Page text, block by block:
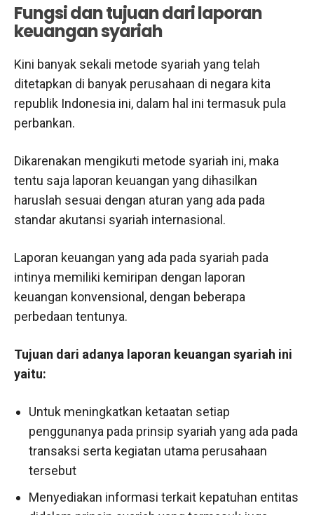
Fungsi dan tujuan dari laporan
keuangan syariah
Kini banyak sekali metode syariah yang telah
ditetapkan di banyak perusahaan di negara kita
republik Indonesia ini, dalam hal ini termasuk pula
perbankan.
Dikarenakan mengikuti metode syariah ini, maka
tentu saja laporan keuangan yang dihasilkan
haruslah sesuai dengan aturan yang ada pada
standar akutansi syariah internasional.
Laporan keuangan yang ada pada syariah pada
intinya memiliki kemiripan dengan laporan
keuangan konvensional, dengan beberapa
perbedaan tentunya.
Tujuan dari adanya laporan keuangan syariah ini
yaitu:
Untuk meningkatkan ketaatan setiap
penggunanya pada prinsip syariah yang ada pada
transaksi serta kegiatan utama perusahaan
tersebut
Menyediakan informasi terkait kepatuhan entitas